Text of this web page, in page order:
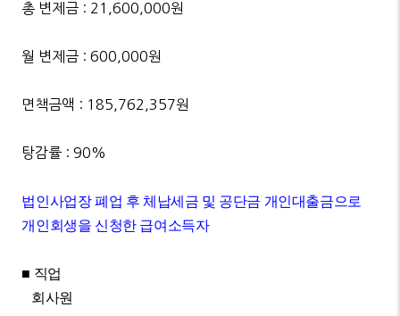
총 변제금 : 21,600,000원
월 변제금 : 600,000원
면책금액 : 185,762,357원
탕감률 : 90%
법인사업장 폐업 후 체납세금 및 공단금 개인대출금으로
개인회생을 신청한 급여소득자
■ 직업
회사원